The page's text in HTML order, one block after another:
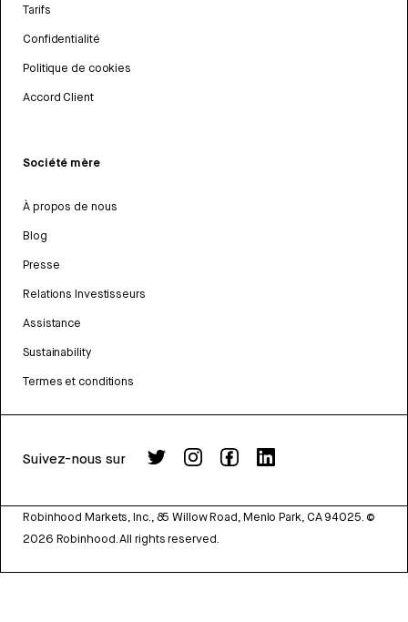
Tarifs
Confidentialité
Politique de cookies
Accord Client
Société mère
À propos de nous
Blog
Presse
Relations Investisseurs
Assistance
Sustainability
Termes et conditions
Suivez-nous sur
Robinhood Markets, Inc., 85 Willow Road, Menlo Park, CA 94025. ©
2026 Robinhood. All rights reserved.